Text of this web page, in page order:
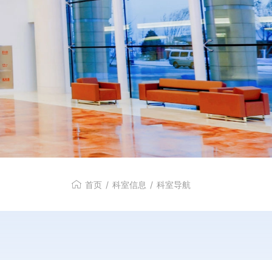
首页 / 科室信息 / 科室导航